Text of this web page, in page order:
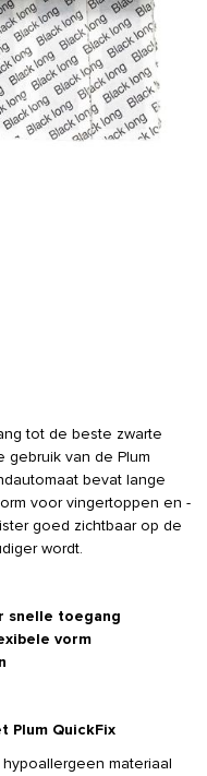
tot de beste zwarte
gebruik van de Plum
bevat lange
voor vingertoppen en -
goed zichtbaar op de
wordt.
snelle toegang
vorm
Plum QuickFix
materiaal